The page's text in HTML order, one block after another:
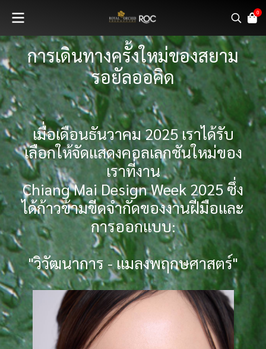
0
การเดินทางครั้งใหม่ของสยาม
รอยัลออคิด
เมื่อเดือนธันวาคม 2025 เราได้รับ
เลือกให้จัดแสดงคอลเลกชันใหม่ของ
เราที่งาน
Chiang Mai Design Week 2025 ซึ่ง
ได้ก้าวข้ามขีดจำกัดของงานฝีมือและ
การออกแบบ:
"วิวัฒนาการ - แมลงพฤกษศาสตร์"